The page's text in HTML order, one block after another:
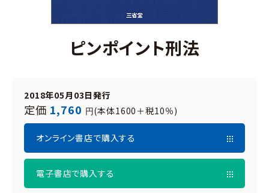
ピンポイント刑法
2018年05月03日発行
定価 1,760 円(本体1600＋税10％)
オンライン書店で購入する
電子書店で購入する